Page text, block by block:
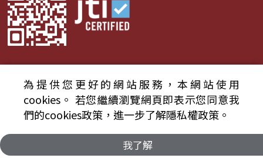
© 2024財團法人中央廣播電臺 版權所有
資通安全政策聲明
服務條款 隱私權條款
為提供您更好的網站服務，本網站使用
cookies。 若您繼續瀏覽網頁即表示您同意我
們的cookies政策，進一步了解隱私權政策。
我了解